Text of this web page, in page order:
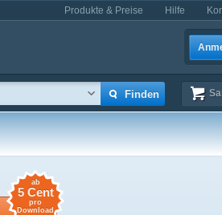
Produkte & Preise Hilfe
ab
5 Cent
pro
Download